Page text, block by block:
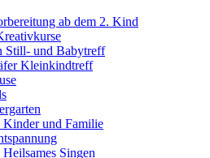
ab dem 2. Kind
Still- und Babytreff
Kleinkindtreff
Kinder und Familie
Singen